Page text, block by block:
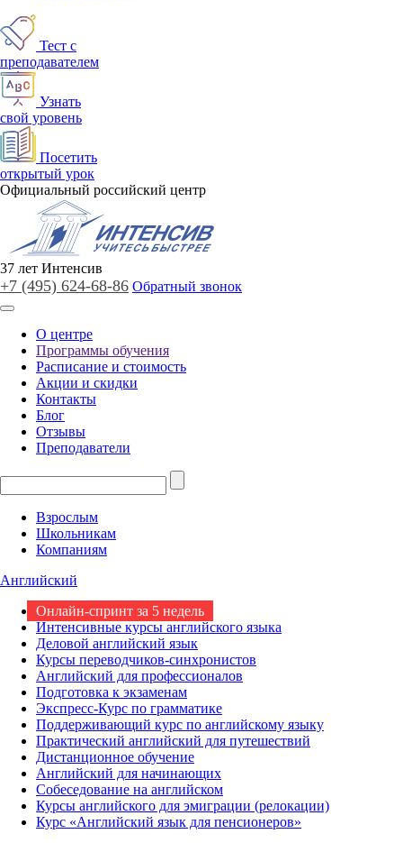
Тест с
преподавателем
Узнать
свой уровень
Посетить
открытый урок
Официальный российский центр
37 лет Интенсив
+7 (495) 624-68-86 Обратный звонок
О центре
Программы обучения
Расписание и стоимость
Акции и скидки
Контакты
Блог
Отзывы
Преподаватели
Взрослым
Школьникам
Компаниям
Английский
Онлайн-спринт за 5 недель
Интенсивные курсы английского языка
Деловой английский язык
Курсы переводчиков-синхронистов
Английский для профессионалов
Подготовка к экзаменам
Экспресс-Курс по грамматике
Поддерживающий курс по английскому языку
Практический английский для путешествий
Дистанционное обучение
Английский для начинающих
Собеседование на английском
Курсы английского для эмиграции (релокации)
Курс «Английский язык для пенсионеров»